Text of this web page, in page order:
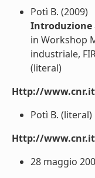
Potì B. (2009)
Introduzione
in Workshop
industriale,
(literal)
Http://
Potì B. (literal)
Http://
28 maggio